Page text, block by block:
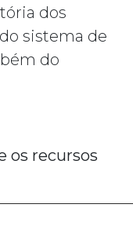
dos
sistema de
do
os recursos